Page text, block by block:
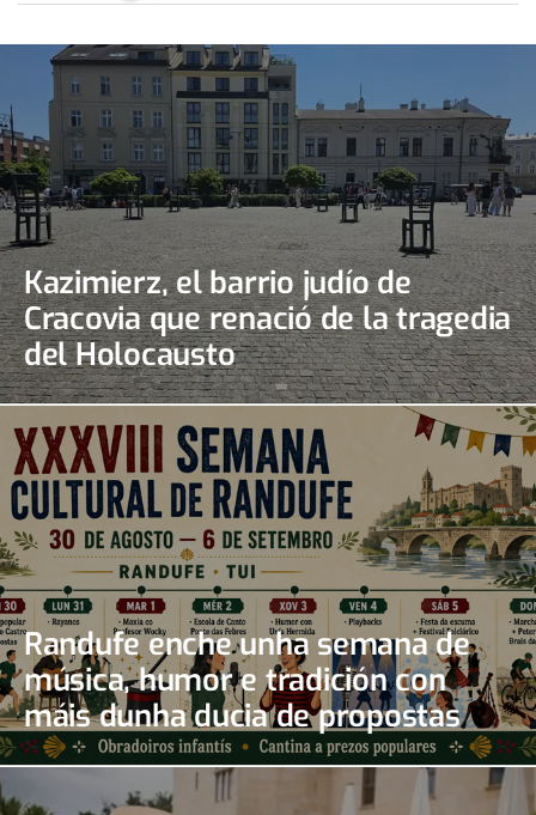
Kazimierz, el barrio judío de
Cracovia que renació de la tragedia
del Holocausto
Randufe enche unha semana de
música, humor e tradición con
máis dunha ducia de propostas